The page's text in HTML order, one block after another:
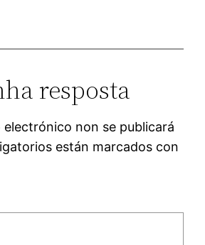
resposta
electrónico non se publicará
están marcados con